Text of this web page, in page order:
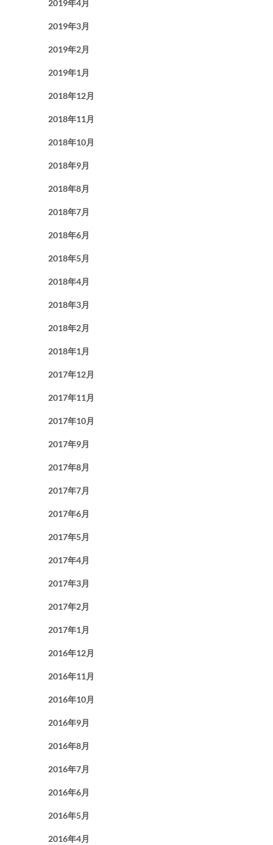
2019年4月
2019年3月
2019年2月
2019年1月
2018年12月
2018年11月
2018年10月
2018年9月
2018年8月
2018年7月
2018年6月
2018年5月
2018年4月
2018年3月
2018年2月
2018年1月
2017年12月
2017年11月
2017年10月
2017年9月
2017年8月
2017年7月
2017年6月
2017年5月
2017年4月
2017年3月
2017年2月
2017年1月
2016年12月
2016年11月
2016年10月
2016年9月
2016年8月
2016年7月
2016年6月
2016年5月
2016年4月